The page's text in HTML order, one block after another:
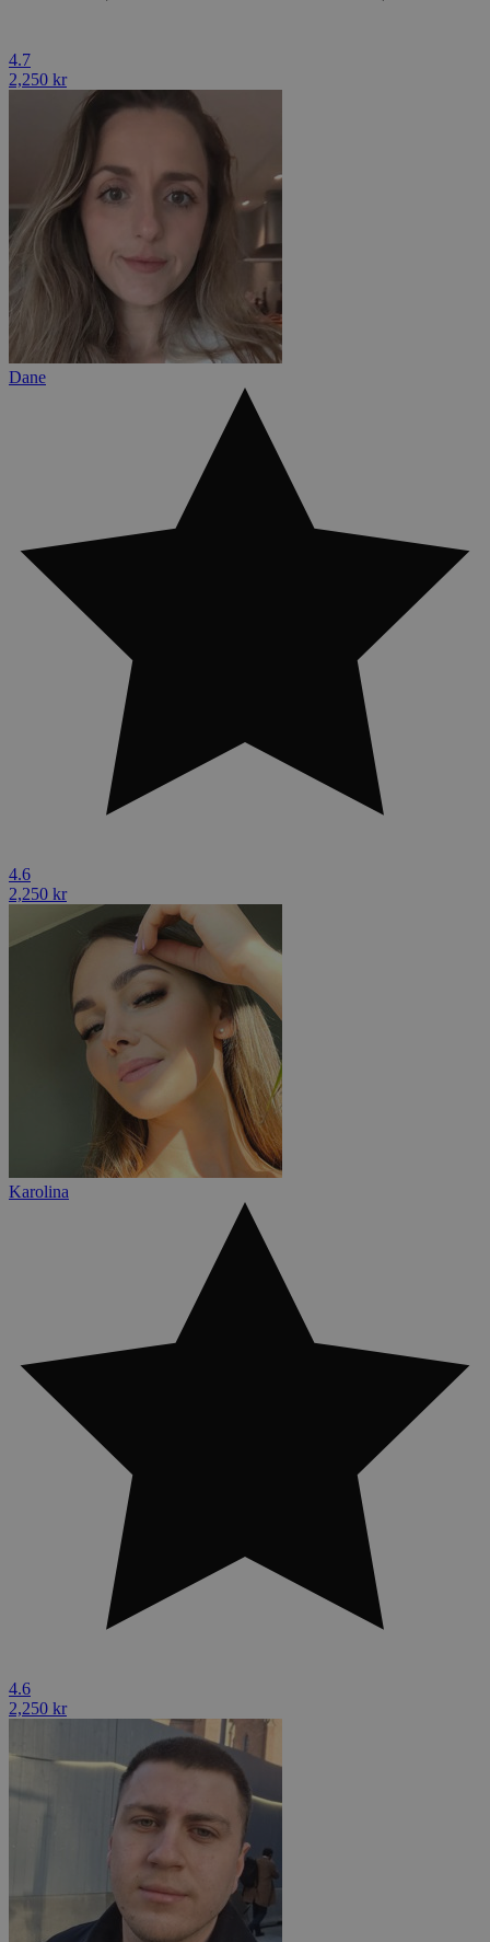
4.7
2,250 kr
Dane
4.6
2,250 kr
Karolina
4.6
2,250 kr